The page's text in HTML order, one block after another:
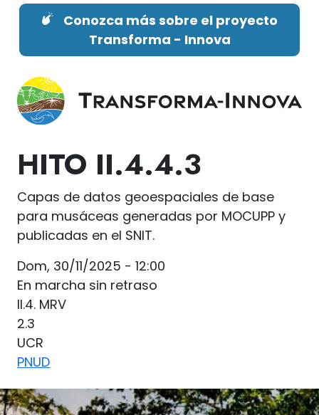
Pasar al contenido principal
Conozca más sobre el proyecto
Transforma - Innova
HITO II.4.4.3
Capas de datos geoespaciales de base
para musáceas generadas por MOCUPP y
publicadas en el SNIT.
Dom, 30/11/2025 - 12:00
En marcha sin retraso
II.4. MRV
2.3
UCR
PNUD